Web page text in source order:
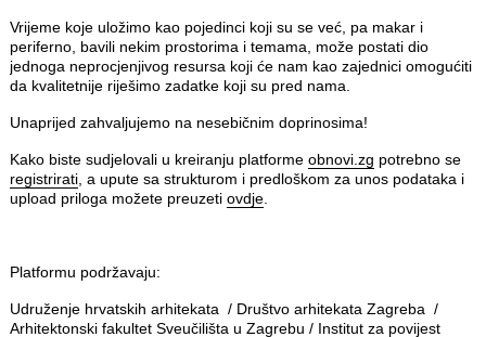
Vrijeme koje uložimo kao pojedinci koji su se već, pa makar i
periferno, bavili nekim prostorima i temama, može postati dio
jednoga neprocjenjivog resursa koji će nam kao zajednici omogućiti
da kvalitetnije riješimo zadatke koji su pred nama.
Unaprijed zahvaljujemo na nesebičnim doprinosima!
Kako biste sudjelovali u kreiranju platforme obnovi.zg potrebno se
registrirati, a upute sa strukturom i predloškom za unos podataka i
upload priloga možete preuzeti ovdje.
Platformu podržavaju:
Udruženje hrvatskih arhitekata / Društvo arhitekata Zagreba /
Arhitektonski fakultet Sveučilišta u Zagrebu / Institut za povijest